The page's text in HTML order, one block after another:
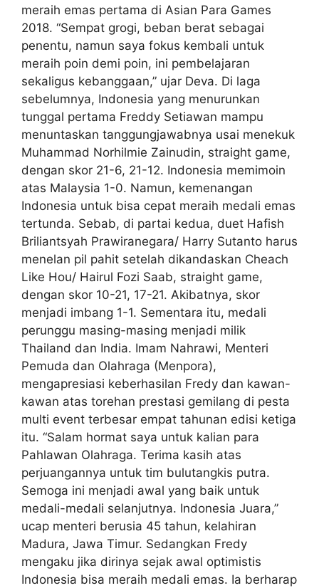
meraih emas pertama di Asian Para Games
2018. “Sempat grogi, beban berat sebagai
penentu, namun saya fokus kembali untuk
meraih poin demi poin, ini pembelajaran
sekaligus kebanggaan,” ujar Deva. Di laga
sebelumnya, Indonesia yang menurunkan
tunggal pertama Freddy Setiawan mampu
menuntaskan tanggungjawabnya usai menekuk
Muhammad Norhilmie Zainudin, straight game,
dengan skor 21-6, 21-12. Indonesia memimoin
atas Malaysia 1-0. Namun, kemenangan
Indonesia untuk bisa cepat meraih medali emas
tertunda. Sebab, di partai kedua, duet Hafish
Briliantsyah Prawiranegara/ Harry Sutanto harus
menelan pil pahit setelah dikandaskan Cheach
Like Hou/ Hairul Fozi Saab, straight game,
dengan skor 10-21, 17-21. Akibatnya, skor
menjadi imbang 1-1. Sementara itu, medali
perunggu masing-masing menjadi milik
Thailand dan India. Imam Nahrawi, Menteri
Pemuda dan Olahraga (Menpora),
mengapresiasi keberhasilan Fredy dan kawan-
kawan atas torehan prestasi gemilang di pesta
multi event terbesar empat tahunan edisi ketiga
itu. “Salam hormat saya untuk kalian para
Pahlawan Olahraga. Terima kasih atas
perjuangannya untuk tim bulutangkis putra.
Semoga ini menjadi awal yang baik untuk
medali-medali selanjutnya. Indonesia Juara,”
ucap menteri berusia 45 tahun, kelahiran
Madura, Jawa Timur. Sedangkan Fredy
mengaku jika dirinya sejak awal optimistis
Indonesia bisa meraih medali emas. Ia berharap